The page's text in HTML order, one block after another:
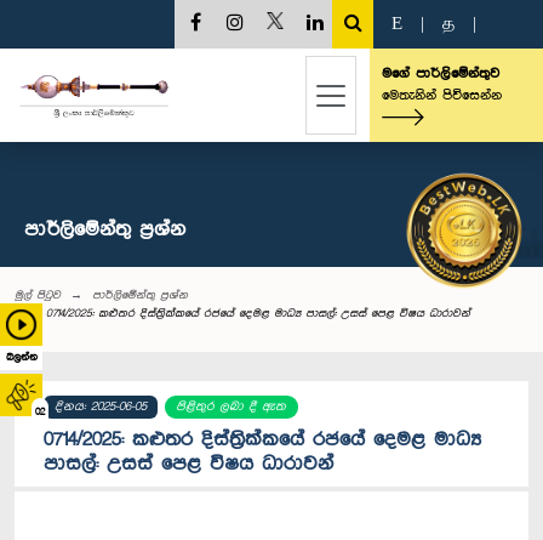
බලන්න
02
E த
මගේ පාර්ලිමේන්තුව
මෙතැනින් පිවිසෙන්න
පාර්ලි‌මේන්තු‌ ප්‍රශ්න
මුල් පිටුව
පාර්ලි‌මේන්තු‌ ප්‍රශ්න
0714/2025: කළුතර දිස්ත්‍රික්කයේ රජයේ දෙමළ මාධ්‍ය පාසල්: උසස් පෙළ විෂය ධාරාවන්
දිනය: 2025-06-05 පිළිතුර ලබා දී ඇත
0714/2025: කළුතර දිස්ත්‍රික්කයේ රජයේ දෙමළ මාධ්‍ය
පාසල්: උසස් පෙළ විෂය ධාරාවන්